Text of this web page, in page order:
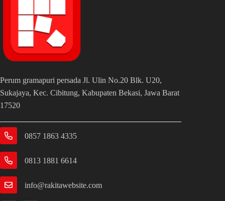
Perum gramapuri persada Jl. Ulin No.20 Blk. U20,
Sukajaya, Kec. Cibitung, Kabupaten Bekasi, Jawa Barat
17520
0857 1863 4335
0813 1881 6614
info@rakitawebsite.com